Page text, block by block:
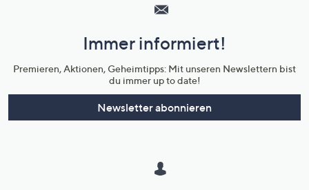
Unternehmensinformationen
Immer informiert!
Premieren, Aktionen, Geheimtipps: Mit unseren Newslettern bist
du immer up to date!
Newsletter abonnieren